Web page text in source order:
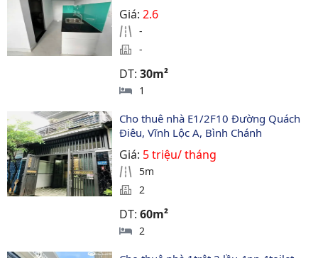
Giá:2.6
-
-
DT:30m²
1
Cho thuê nhà E1/2F10 Đường Quách
Điêu, Vĩnh Lộc A, Bình Chánh
Giá: 5 triệu/ tháng
5m
2
DT:60m²
2